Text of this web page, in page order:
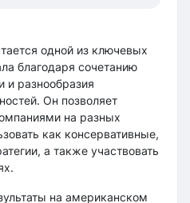
одной из ключевых
благодаря сочетанию
и разнообразия
Он позволяет
на разных
как консервативные,
а также участвовать
на американском